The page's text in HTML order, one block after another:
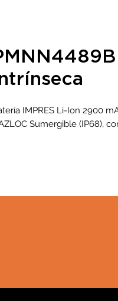
IMPRES Li-Ion 2900
Sumergible (IP68),